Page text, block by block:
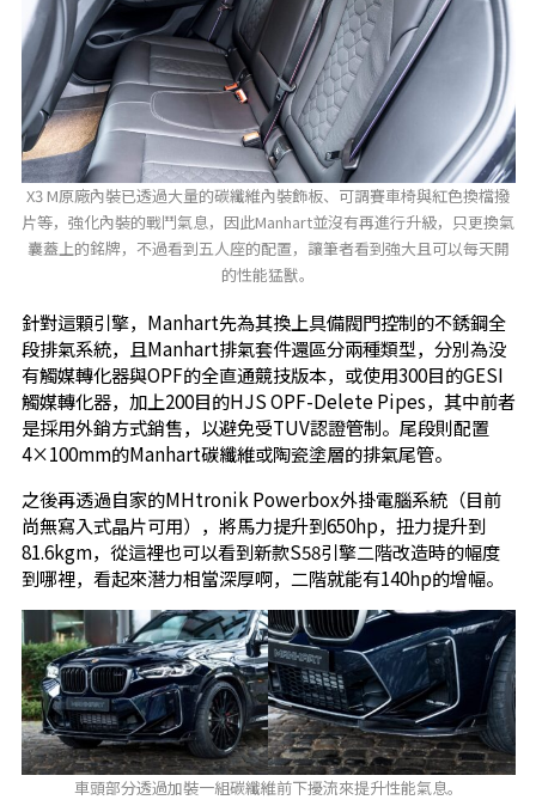
X3 M原廠內裝已透過大量的碳纖維內裝飾板、可調賽車椅與紅色換檔撥
片等，強化內裝的戰鬥氣息，因此Manhart並沒有再進行升級，只更換氣
囊蓋上的銘牌，不過看到五人座的配置，讓筆者看到強大且可以每天開
的性能猛獸。
針對這顆引擎，Manhart先為其換上具備閥門控制的不銹鋼全
段排氣系統，且Manhart排氣套件還區分兩種類型，分別為没
有觸媒轉化器與OPF的全直通競技版本，或使用300目的GESI
觸媒轉化器，加上200目的HJS OPF-Delete Pipes，其中前者
是採用外銷方式銷售，以避免受TUV認證管制。尾段則配置
4×100mm的Manhart碳纖維或陶瓷塗層的排氣尾管。
之後再透過自家的MHtronik Powerbox外掛電腦系統（目前
尚無寫入式晶片可用），將馬力提升到650hp，扭力提升到
81.6kgm，從這裡也可以看到新款S58引擎二階改造時的幅度
到哪裡，看起來潛力相當深厚啊，二階就能有140hp的增幅。
車頭部分透過加裝一組碳纖維前下擾流來提升性能氣息。